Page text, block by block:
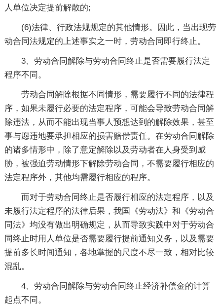
人单位决定提前解散的;
(6)法律、行政法规规定的其他情形。因此，当出现劳
动合同法规定的上述事实之一时，劳动合同即行终止。
3、劳动合同解除与劳动合同终止是否需要履行法定
程序不同。
劳动合同解除根据不同情形，需要履行不同的法律程
序，如果未履行必要的法定程序，可能会导致劳动合同解
除违法，从而不能出现当事人预想达到的解除效果，甚至
事与愿违地要承担相应的损害赔偿责任。在劳动合同解除
的诸多情形中，除了意定解除以及劳动者在人身受到威
胁，被强迫劳动情形下解除劳动合同，不需要履行相应的
法定程序外，其他均需履行相应的程序。
而对于劳动合同终止是否履行相应的法定程序，以及
未履行法定程序的法律后果，我国《劳动法》和《劳动合
同法》均没有做出明确规定，从而导致实践中对于劳动合
同终止时用人单位是否需要履行提前通知义务，以及需要
提前多长时间通知，各地掌握的尺度不尽一致，相对比较
混乱。
4、劳动合同解除与劳动合同终止经济补偿金的计算
起点不同。